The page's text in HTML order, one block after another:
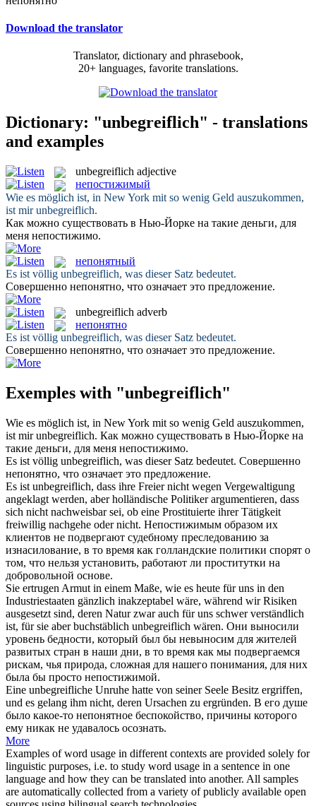
Download the translator
Translator, dictionary and phrasebook,
20+ languages, favorite translations.
Dictionary: "unbegreiflich" - translations
and examples
unbegreiflich adjective
непостижимый
Wie es möglich ist, in New York mit so wenig Geld auszukommen,
ist mirunbegreiflich.
Как можно существовать в Нью-Йорке на такие деньги, для
меня непостижимо.
непонятный
Es ist völlig unbegreiflich, was dieser Satz bedeutet.
Совершенно непонятно, что означает это предложение.
unbegreiflich adverb
непонятно
Es ist völlig unbegreiflich, was dieser Satz bedeutet.
Совершенно непонятно, что означает это предложение.
Exemples with "unbegreiflich"
Wie es möglich ist, in New York mit so wenig Geld auszukommen,
ist mirunbegreiflich. Как можно существовать в Нью-Йорке на
такие деньги, для меня непостижимо.
Es ist völlig unbegreiflich, was dieser Satz bedeutet. Совершенно
непонятно, что означает это предложение.
Es ist unbegreiflich, dass ihre Freier nicht wegen Vergewaltigung
angeklagt werden, aber holländische Politiker argumentieren, dass
sich nicht nachweisbar sei, ob eine Prostituierte ihrer Tätigkeit
freiwillig nachgehe oder nicht. Непостижимым образом их
клиентов не подвергают судебному преследованию за
изнасилование, в то время как голландские политики спорят о
том, что нельзя установить, работают ли проститутки на
добровольной основе.
Sie ertrugen Armut in einem Maße, wie es heute für uns in den
Industriestaaten gänzlich inakzeptabel wäre, während wir Risiken
ausgesetzt sind, deren Natur zwar auch für uns schwer verständlich
ist, für sie aber buchstäblich unbegreiflich wären. Они выносили
уровень бедности, который был бы невыносим для жителей
развитых стран в наши дни, в то время как мы подвергаемся
рискам, чья природа, сложная для нашего понимания, для них
была бы просто непостижимой.
Eine unbegreifliche Unruhe hatte von seiner Seele Besitz ergriffen,
und es gelang ihm nicht, deren Ursachen zu ergründen. В его душе
было какое-то непонятное беспокойство, причины которого
ему никак не удавалось осознать.
More
Examples of word usage in different contexts are provided solely for
linguistic purposes, i.e. to study word usage in a sentence in one
language and how they can be translated into another. All samples
are automatically collected from a variety of publicly available open